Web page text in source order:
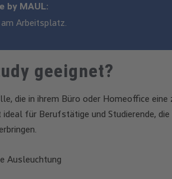
by MAUL:
Arbeitsplatz.
geeignet?
die in ihrem Büro oder Homeoffice eine
für Berufstätige und Studierende, die
Ausleuchtung